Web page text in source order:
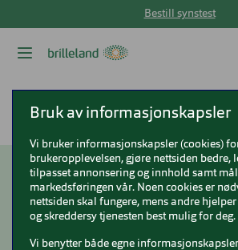
Bestill synstest
Julegaver til hele
familien
Bruk av informasjonskapsler
Vi bruker informasjonskapsler (cookies)
brukeropplevelsen, gjøre nettsiden bedre,
tilpasset annonsering og innhold samt
markedsføringen vår. Noen cookies er
nettsiden skal fungere, mens andre
og skreddersy tjenesten best mulig for deg.
Vi benytter både egne